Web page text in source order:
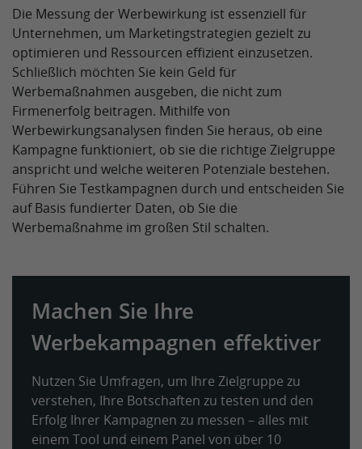
Die Messung der Werbewirkung ist essenziell für
Unternehmen, um Marketingstrategien gezielt zu
optimieren und Ressourcen effizient einzusetzen.
Schließlich möchten Sie kein Geld für
Werbemaßnahmen ausgeben, die nicht zum
Firmenerfolg beitragen. Mithilfe von
Werbewirkungsanalysen finden Sie heraus, ob eine
Kampagne funktioniert, ob sie die richtige Zielgruppe
anspricht und welche weiteren Potenziale bestehen.
Führen Sie Testkampagnen durch und entscheiden Sie
auf Basis fundierter Daten, ob Sie die
Werbemaßnahme im großen Stil schalten.
Machen Sie Ihre
Werbekampagnen effektiver
Nutzen Sie Umfragen, um Ihre Zielgruppe zu
verstehen, Ihre Botschaften zu testen und den
Erfolg Ihrer Kampagnen zu messen – alles mit
einem Tool und einem Panel von über 10